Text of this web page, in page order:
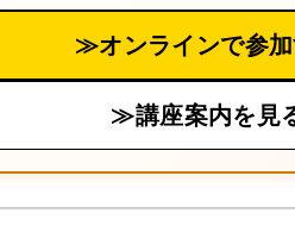
≫オンラインで参
≫講座案内を見